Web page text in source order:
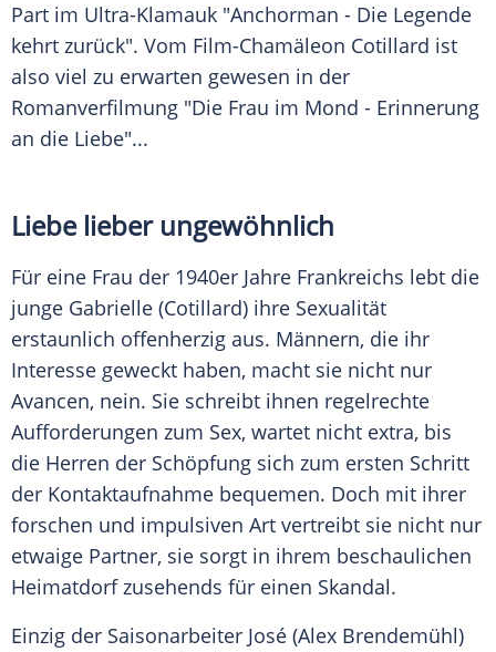
Part im Ultra-Klamauk "Anchorman - Die Legende
kehrt zurück". Vom Film-Chamäleon Cotillard ist
also viel zu erwarten gewesen in der
Romanverfilmung "Die Frau im Mond - Erinnerung
an die Liebe"...
Liebe lieber ungewöhnlich
Für eine Frau der 1940er Jahre Frankreichs lebt die
junge Gabrielle (Cotillard) ihre Sexualität
erstaunlich offenherzig aus. Männern, die ihr
Interesse geweckt haben, macht sie nicht nur
Avancen, nein. Sie schreibt ihnen regelrechte
Aufforderungen zum Sex, wartet nicht extra, bis
die Herren der Schöpfung sich zum ersten Schritt
der Kontaktaufnahme bequemen. Doch mit ihrer
forschen und impulsiven Art vertreibt sie nicht nur
etwaige Partner, sie sorgt in ihrem beschaulichen
Heimatdorf zusehends für einen Skandal.
Einzig der Saisonarbeiter José (Alex Brendemühl)